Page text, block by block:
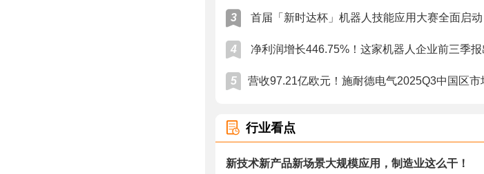
3 首届「新时达杯」机器人技能应用大赛全面启动
4 净利润增长446.75%！这家机器人企业前三季报
5 营收97.21亿欧元！施耐德电气2025Q3中国区市
行业看点
新技术新产品新场景大规模应用，制造业这么干！